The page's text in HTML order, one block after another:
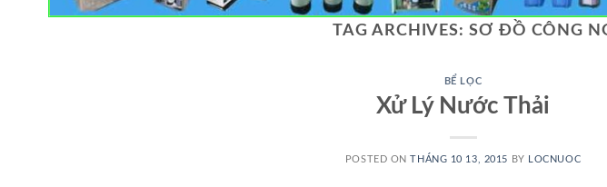
TAG ARCHIVES:SƠ ĐỒ CÔNG
BỂ LỌC
Xử Lý Nước Thải
POSTED ONTHÁNG 10 13, 2015 BY LOCNUOC